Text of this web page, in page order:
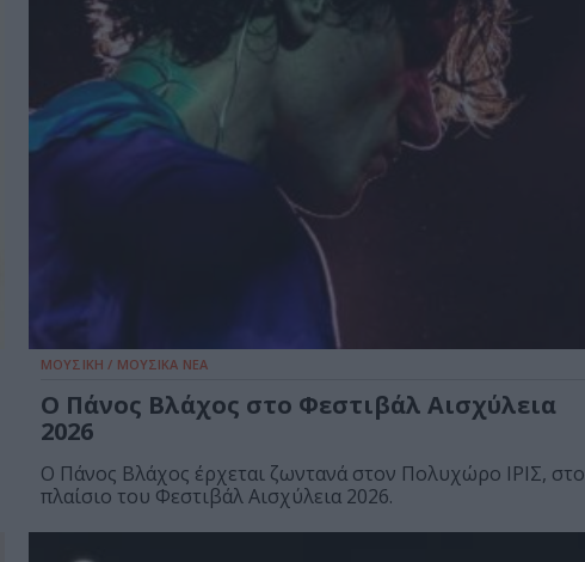
ΜΟΥΣΙΚΗ / ΜΟΥΣΙΚΑ ΝΕΑ
Ο Πάνος Βλάχος στο Φεστιβάλ Αισχύλεια
2026
Ο Πάνος Βλάχος έρχεται ζωντανά στον Πολυχώρο ΙΡΙΣ, στο
πλαίσιο του Φεστιβάλ Αισχύλεια 2026.